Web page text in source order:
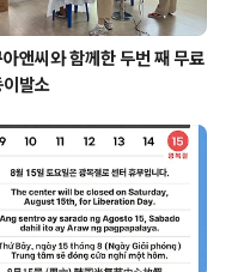
앤씨와 함께한 두번 째 무료
이발소